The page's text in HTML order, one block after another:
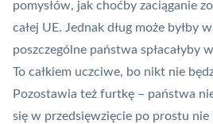
pomysłów, jak choćby zaciąganie
całej UE. Jednak dług może byłby
poszczególne państwa spłacałyby
To całkiem uczciwe, bo nikt nie
Pozostawia też furtkę – państwa
się w przedsięwzięcie po prostu nie